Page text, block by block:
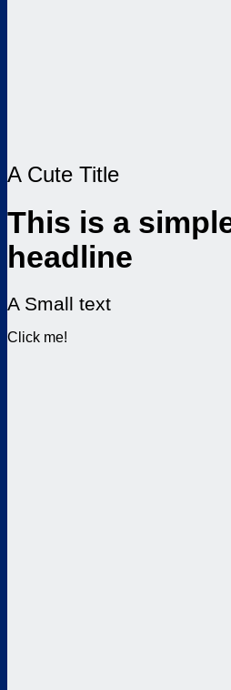
A Cute Title
This is a
headline
A Small text
Click me!